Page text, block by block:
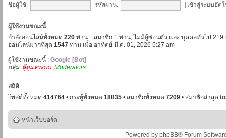
ชื่อผู้ใช้:
รหัสผ่าน: เข้าสู่ระบบอัต
ผู้ใช้งานขณะนี้
กำลังออนไลน์ทั้งหมด 220 ท่าน :: สมาชิก 1 ท่าน, ไม่มีผู้ซ่อนตัว และ บุคคลทั่วไป
ออนไลน์มากที่สุด 1547 ท่าน เมื่อ อาทิตย์ มี.ค. 01, 2026 5:27 am
ผู้ใช้งานขณะนี้ : Google [Bot]
กลุ่ม: ผู้ดูแลระบบ, Moderators
สถิติ
โพสต์ทั้งหมด 414764 • กระทู้ทั้งหมด 18835 • สมาชิกทั้งหมด 7209 • สมาชิกล่าสุด
หน้าเว็บบอร์ด
Powered by phpBB® Forum